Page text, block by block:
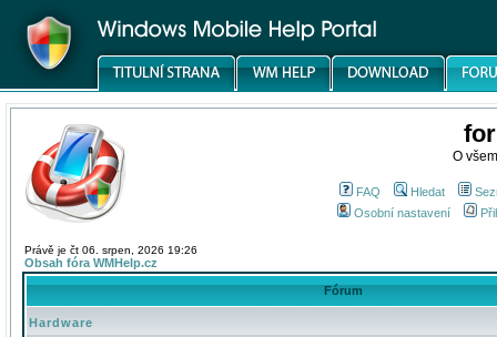
O
FAQ Hledat
Osobní nastavení
Právě je čt 06. srpen, 2026 19:26
Obsah fóra WMHelp.cz
Fórum
Hardware